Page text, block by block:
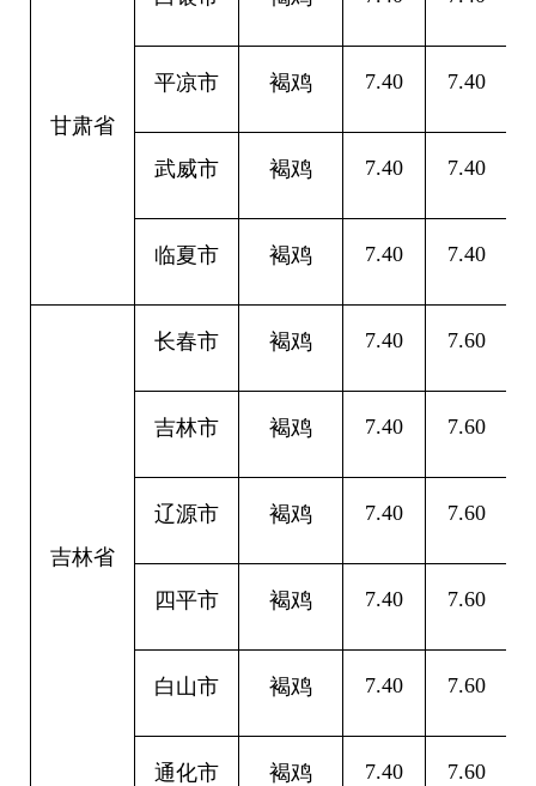
甘肃省
平凉市 褐鸡 7.40 7.40
武威市 褐鸡 7.40 7.40
临夏市 褐鸡 7.40 7.40
吉林省
长春市 褐鸡 7.40 7.60
吉林市 褐鸡 7.40 7.60
辽源市 褐鸡 7.40 7.60
四平市 褐鸡 7.40 7.60
白山市 褐鸡 7.40 7.60
通化市 褐鸡 7.40 7.60